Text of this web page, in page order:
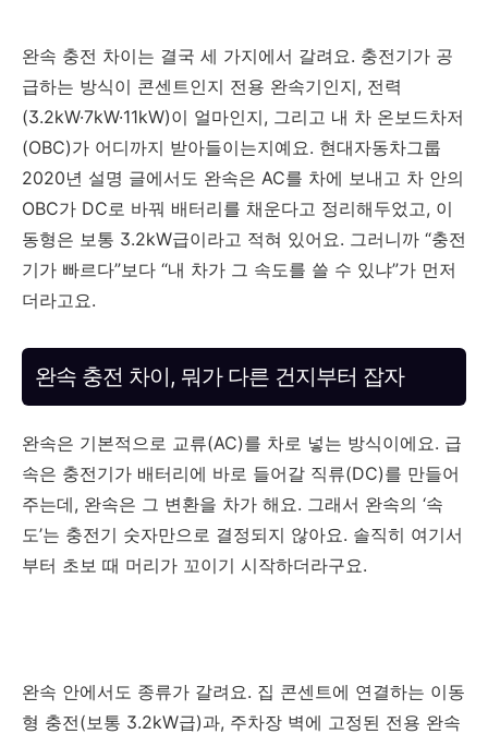
완속 충전 차이는 결국 세 가지에서 갈려요. 충전기가 공
급하는 방식이 콘센트인지 전용 완속기인지, 전력
(3.2kW·7kW·11kW)이 얼마인지, 그리고 내 차 온보드차저
(OBC)가 어디까지 받아들이는지예요. 현대자동차그룹
2020년 설명 글에서도 완속은 AC를 차에 보내고 차 안의
OBC가 DC로 바꿔 배터리를 채운다고 정리해두었고, 이
동형은 보통 3.2kW급이라고 적혀 있어요. 그러니까 “충전
기가 빠르다”보다 “내 차가 그 속도를 쓸 수 있냐”가 먼저
더라고요.
완속 충전 차이, 뭐가 다른 건지부터 잡자
완속은 기본적으로 교류(AC)를 차로 넣는 방식이에요. 급
속은 충전기가 배터리에 바로 들어갈 직류(DC)를 만들어
주는데, 완속은 그 변환을 차가 해요. 그래서 완속의 ‘속
도’는 충전기 숫자만으로 결정되지 않아요. 솔직히 여기서
부터 초보 때 머리가 꼬이기 시작하더라구요.
완속 안에서도 종류가 갈려요. 집 콘센트에 연결하는 이동
형 충전(보통 3.2kW급)과, 주차장 벽에 고정된 전용 완속